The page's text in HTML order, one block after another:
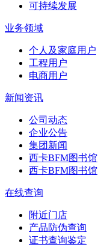
可持续发展
业务领域
个人及家庭用户
工程用户
电商用户
新闻资讯
公司动态
企业公告
集团新闻
西卡BFM图书馆
西卡BFM图书馆
在线查询
附近门店
产品防伪查询
证书查询鉴定